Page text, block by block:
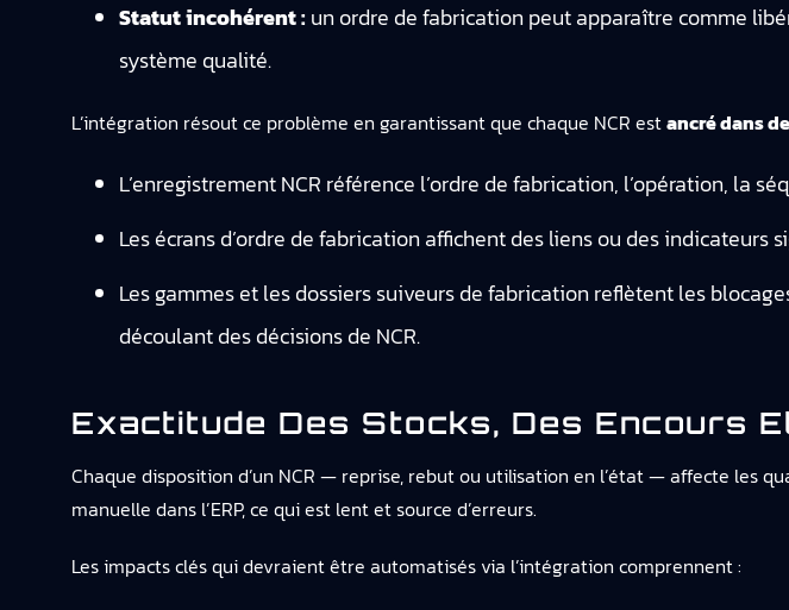
Statut incohérent : un ordre de fabrication peut apparaître comme
système qualité.
L’intégration résout ce problème en garantissant que chaque NCR estancré dans
L’enregistrement NCR référence l’ordre de fabrication, l’opération, la
Les écrans d’ordre de fabrication affichent des liens ou des indicateurs
Les gammes et les dossiers suiveurs de fabrication reflètent les
découlant des décisions de NCR.
Exactitude Des Stocks, Des Encours
Chaque disposition d’un NCR — reprise, rebut ou utilisation en l’état — affecte les
manuelle dans l’ERP, ce qui est lent et source d’erreurs.
Les impacts clés qui devraient être automatisés via l’intégration comprennent :